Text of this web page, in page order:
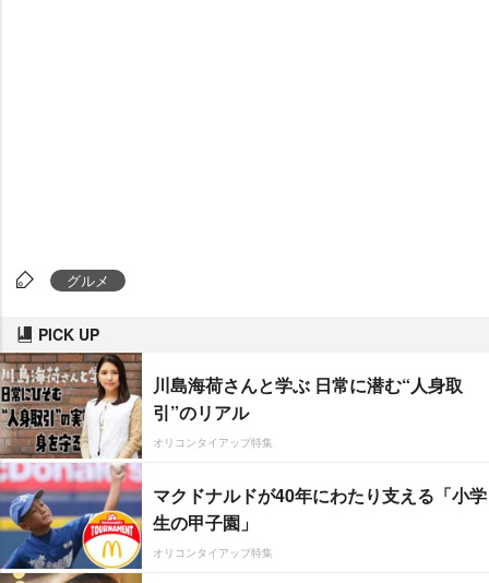
グルメ
PICK UP
川島海荷さんと学ぶ 日常に潜む“人身取
引”のリアル
オリコンタイアップ特集
マクドナルドが40年にわたり支える「小学
生の甲子園」
オリコンタイアップ特集